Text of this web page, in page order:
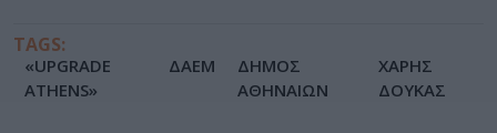
TAGS:
«UPGRADE
ATHENS»
ΔΑΕΜ
ΔΗΜΟΣ
ΑΘΗΝΑΙΩΝ
ΧΑΡΗΣ
ΔΟΥΚΑΣ